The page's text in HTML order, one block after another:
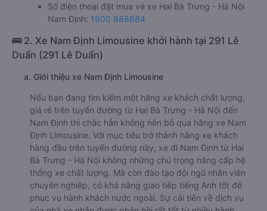
Số điện thoại đặt mua vé xe Hai Bà Trưng - Hà Nội
Nam Định: 1900 888684
🚌 2. Xe Nam Định Limousine khởi hành tại 291 Lê
Duẩn (291 Lê Duẩn)
a. Giới thiệu xe Nam Định Limousine
Nếu bạn đang tìm kiếm một hãng xe khách chất lượng,
giá rẻ trên tuyến đường từ Hai Bà Trưng - Hà Nội đến
Nam Định thì chắc hẳn không nên bỏ qua hãng xe Nam
Định Limousine. Với mục tiêu trở thành hãng xe khách
hàng đầu trên tuyến đường này, xe đi Nam Định từ Hai
Bà Trưng - Hà Nội không những chú trọng nâng cấp hệ
thống xe chất lượng. Mà còn đào tạo đội ngũ nhân viên
chuyên nghiệp, có khả năng giao tiếp tiếng Anh tốt để
phục vụ hành khách nước ngoài. Sự cải tiến về dịch vụ